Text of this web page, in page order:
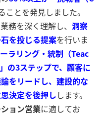
ことを発見しました。
務を深く理解し、 洞察
を投じる提案を行いま
ーラリング・統制（Teac
3ステップで、顧客に
をリードし、建設的な
決定を後押しします。
ョン営業に適してお